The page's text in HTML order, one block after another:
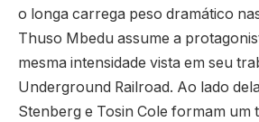
o longa carrega peso dramático
Thuso Mbedu assume a
mesma intensidade vista em seu
Underground Railroad. Ao lado
Stenberg e Tosin Cole formam um